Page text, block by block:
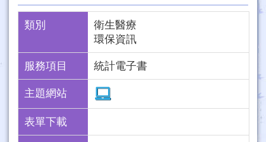
類別
衛生醫療
環保資訊
服務項目 統計電子書
主題網站
表單下載